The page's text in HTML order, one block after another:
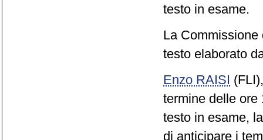
testo in esame.
La
testo elaborato
Enzo RAISI
termine delle ore
testo in esame,
di anticipare i